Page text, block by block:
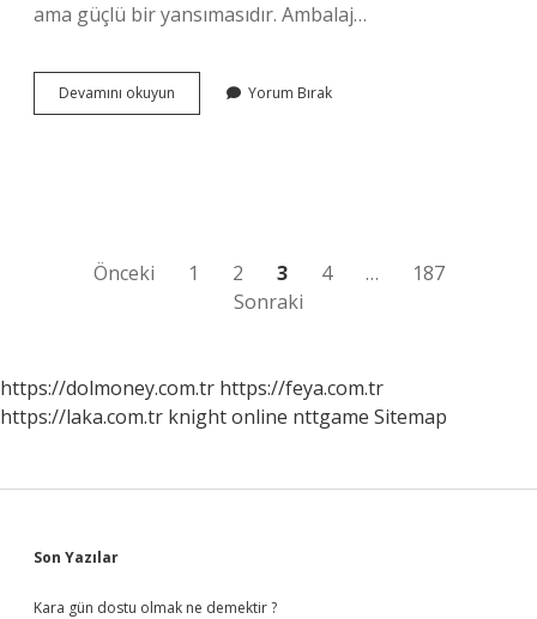
ama güçlü bir yansımasıdır. Ambalaj…
Devamını okuyun Ambalajlar
hangi
Yorum Bırak
YazıÖnceki 1 2 3 4 …
187
Sonraki
https://dolmoney.com.tr https://feya.com.tr
https://laka.com.tr knight online nttgame Sitemap
Sidebar
Son Yazılar
Kara gün dostu olmak ne demektir ?